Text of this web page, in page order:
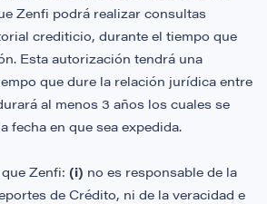
Zenfi podrá realizar consultas
crediticio, durante el tiempo que
Esta autorización tendrá una
que dure la relación jurídica entre
al menos 3 años los cuales se
fecha en que sea expedida.
Zenfi: (i) no es responsable de la
de Crédito, ni de la veracidad e